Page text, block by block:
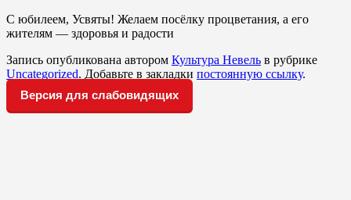
С юбилеем, Усвяты! Желаем посёлку процветания, а его
жителям — здоровья и радости
Запись опубликована автором Культура Невель в рубрике
Uncategorized. Добавьте в закладки постоянную ссылку.
Версия для слабовидящих